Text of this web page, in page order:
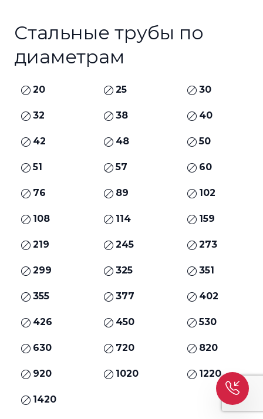
Стальные трубы по
диаметрам
20 25 30
32 38 40
42 48 50
51 57 60
76 89 102
108 114 159
219 245 273
299 325 351
355 377 402
426 450 530
630 720 820
920 1020 1220
1420